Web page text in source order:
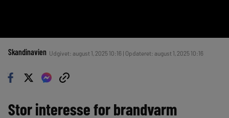
Skandinavien Udgivet: august 1, 2025 10:16 | Opdateret: august 1, 2025 10:16
Stor interesse for brandvarm